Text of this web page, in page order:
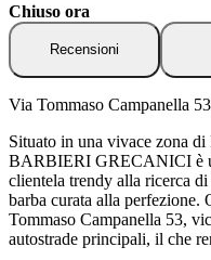
Chiuso ora
Recensioni
Via Tommaso Campanella
Situato in una vivace zona
BARBIERI GRECANICI è
clientela trendy alla ricerca
barba curata alla perfezione.
Tommaso Campanella 53,
autostrade principali, il che